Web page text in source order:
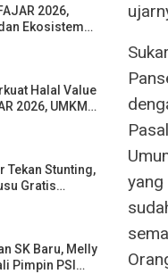
2026,
Ekosistem…
Halal Value
2026, UMKM…
Tekan Stunting,
Gratis…
SK Baru, Melly
Pimpin PSI…
yang